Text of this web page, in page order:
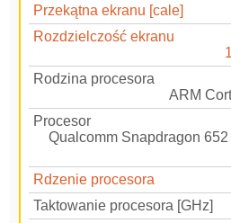
Przekątna ekranu [cale]
Rozdzielczość ekranu
Rodzina procesora
ARM
Procesor
Qualcomm Snapdragon
Rdzenie procesora
Taktowanie procesora [GHz]